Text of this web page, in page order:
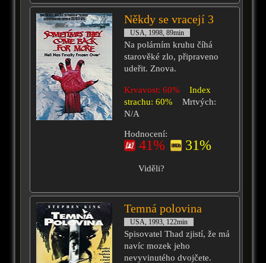
Někdy se vracejí 3
USA, 1998, 89min
Na polárním kruhu číhá
starověké zlo, připraveno
udeřit. Znova.
Krvavost: 60%
Index
strachu: 60%
Mrtvých:
N/A
Hodnocení:
41% 31%
Viděli?
Temná polovina
USA, 1993, 122min
Spisovatel Thad zjistí, že má
navíc mozek jeho
nevyvinutého dvojčete.